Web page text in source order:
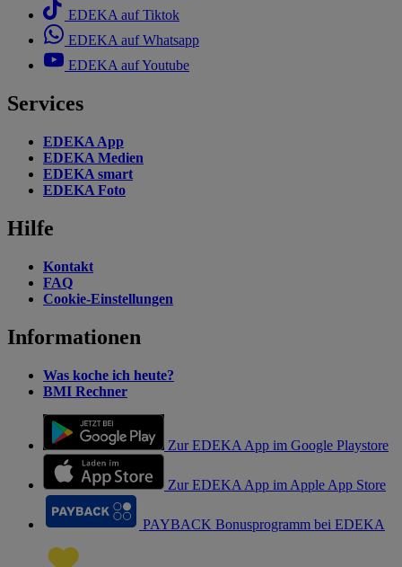
EDEKA auf Tiktok
EDEKA auf Whatsapp
EDEKA auf Youtube
Services
EDEKA App
EDEKA Medien
EDEKA smart
EDEKA Foto
Hilfe
Kontakt
FAQ
Cookie-Einstellungen
Informationen
Was koche ich heute?
BMI Rechner
Zur EDEKA App im Google Playstore
Zur EDEKA App im Apple App Store
PAYBACK Bonusprogramm bei EDEKA